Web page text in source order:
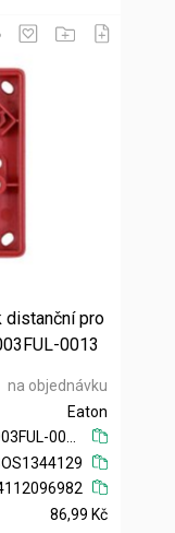
distanční pro
0013
na objednávku
Eaton
4990003FUL-0013
86,99 Kč